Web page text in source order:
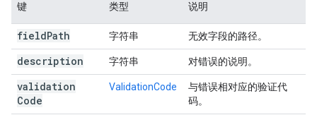
键 类型 说明
fieldPath 字符串 无效字段的路径。
description 字符串 对错误的说明。
validation
Code
ValidationCode
与错误相对应的验证代
码。